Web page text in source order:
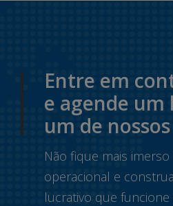
Entre em
e agende
um de
Não fique mais
operacional e
lucrativo que funcione